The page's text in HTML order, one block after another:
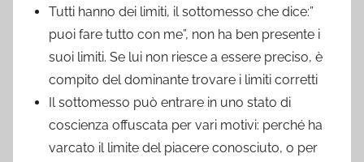
Tutti hanno dei limiti, il sottomesso che dice:”
puoi fare tutto con me”, non ha ben presente i
suoi limiti. Se lui non riesce a essere preciso, è
compito del dominante trovare i limiti corretti
Il sottomesso può entrare in uno stato di
coscienza offuscata per vari motivi: perché ha
varcato il limite del piacere conosciuto, o per